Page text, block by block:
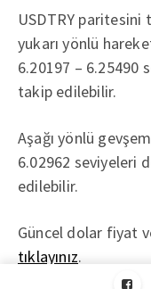
USDTRY
yukarı yönlü
6.20197 – 6.25490
takip edilebilir.
Aşağı yönlü
6.02962 seviyeleri
edilebilir.
Güncel dolar fiyat
tıklayınız.